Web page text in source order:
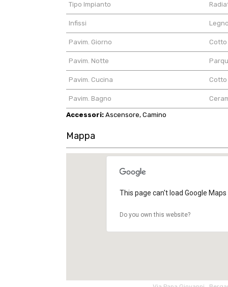
Tipo Impianto
Infissi
Pavim. Giorno Cotto
Pavim. Notte
Pavim. Cucina Cotto
Pavim. Bagno
Accessori: Ascensore, Camino
Mappa
This page can't load Google
Do you own this website?